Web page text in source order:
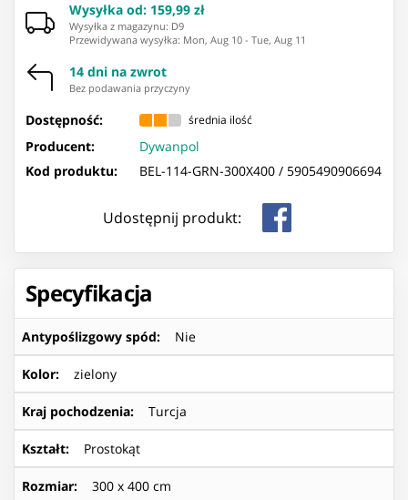
Wysyłka od: 159,99 zł
Wysyłka z magazynu: ⁨D9⁩
Przewidywana wysyłka: Mon, Aug 10 - Tue, Aug 11
14 dni na zwrot
Bez podawania przyczyny
Dostępność: średnia ilość
Producent:
Dywanpol
Kod produktu:
BEL-114-GRN-300X400 / 5905490906694
Udostępnij produkt:
Specyfikacja
Antypoślizgowy spód: Nie
Kolor: zielony
Kraj pochodzenia: Turcja
Kształt: Prostokąt
Rozmiar: 300 x 400 cm